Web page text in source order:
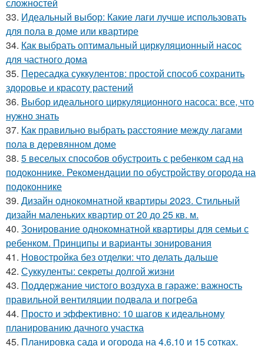
33. Идеальный выбор: Какие лаги лучше использовать
для пола в доме или квартире
34. Как выбрать оптимальный циркуляционный насос
для частного дома
35. Пересадка суккулентов: простой способ сохранить
здоровье и красоту растений
36. Выбор идеального циркуляционного насоса: все, что
нужно знать
37. Как правильно выбрать расстояние между лагами
пола в деревянном доме
38. 5 веселых способов обустроить с ребенком сад на
подоконнике. Рекомендации по обустройству огорода на
подоконнике
39. Дизайн однокомнатной квартиры 2023. Стильный
дизайн маленьких квартир от 20 до 25 кв. м.
40. Зонирование однокомнатной квартиры для семьи с
ребенком. Принципы и варианты зонирования
41. Новостройка без отделки: что делать дальше
42. Суккуленты: секреты долгой жизни
43. Поддержание чистого воздуха в гараже: важность
правильной вентиляции подвала и погреба
44. Просто и эффективно: 10 шагов к идеальному
планированию дачного участка
45. Планировка сада и огорода на 4,6,10 и 15 сотках.